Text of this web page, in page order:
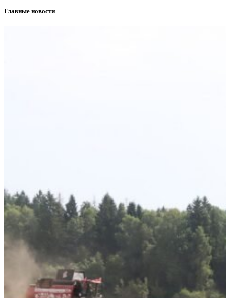
Главные новости